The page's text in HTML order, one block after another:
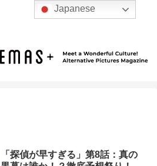
「探偵が早すぎる」第8話：真の
Japanese